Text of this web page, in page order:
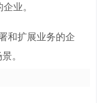
业。
和扩展业务的企
。